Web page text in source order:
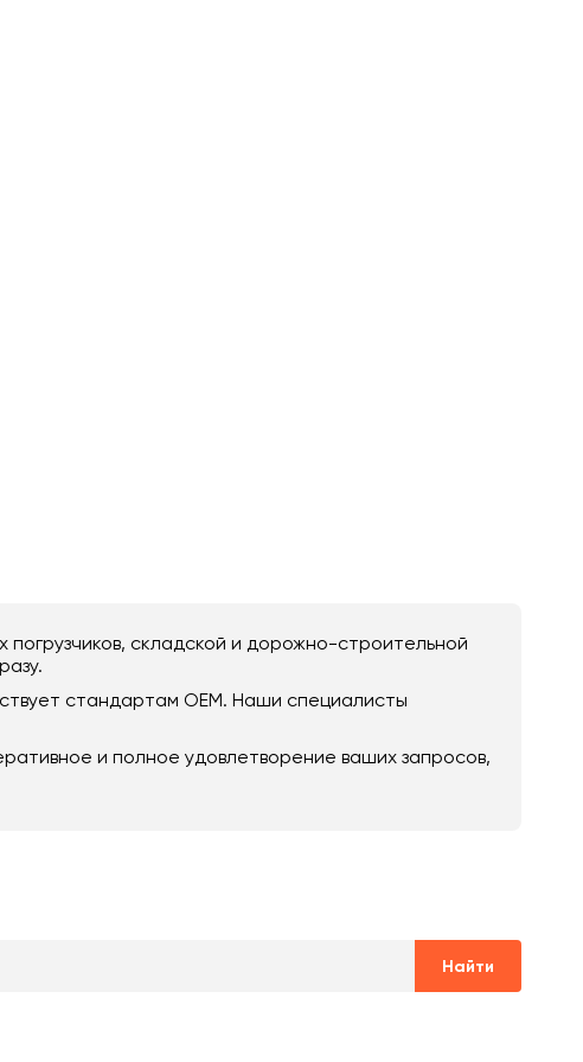
складской и дорожно-строительной
стандартам OEM. Наши специалисты
и полное удовлетворение ваших запросов,
Найти